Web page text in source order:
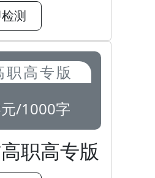
测
职高专版
/1000字
职高专版